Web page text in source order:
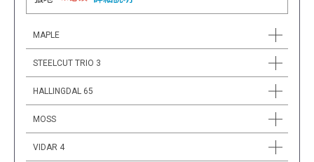
MAPLE
STEELCUT TRIO 3
HALLINGDAL 65
MOSS
VIDAR 4